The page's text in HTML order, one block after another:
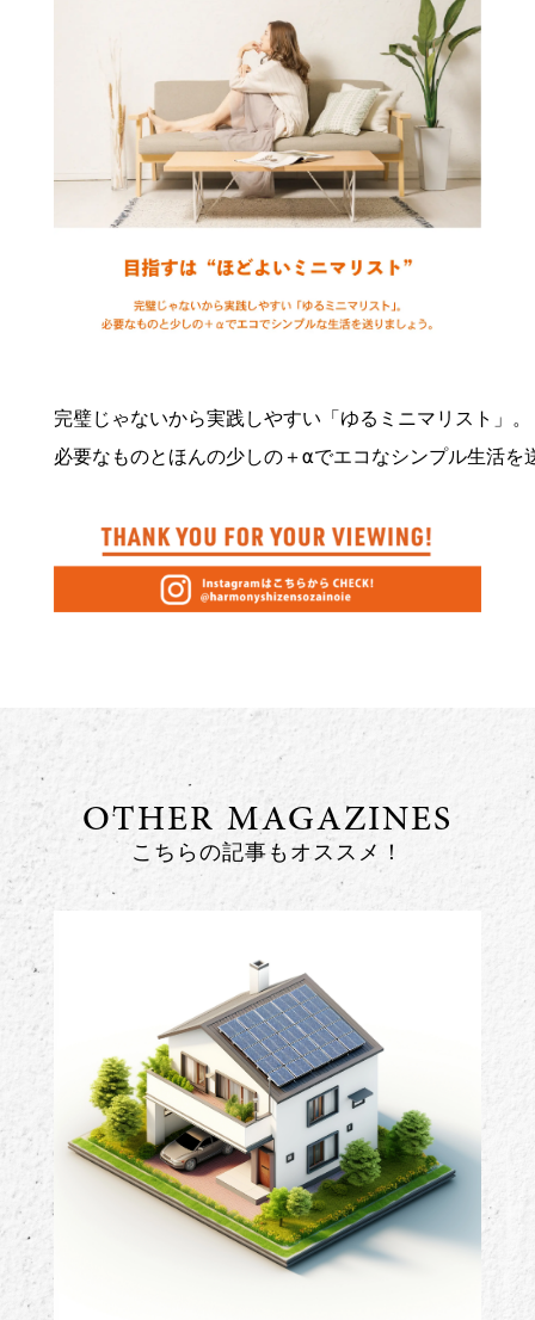
完璧じゃないから実践しやすい「ゆるミニマリスト」。
必要なものとほんの少しの＋αでエコなシンプル生活を
OTHER MAGAZINES
こちらの記事もオススメ！